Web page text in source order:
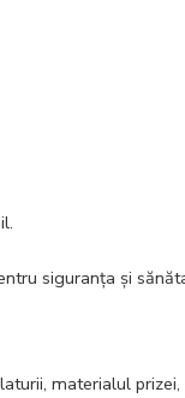
siguranța și
materialul